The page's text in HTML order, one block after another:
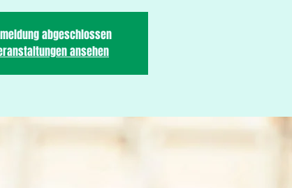
abgeschlossen
ansehen